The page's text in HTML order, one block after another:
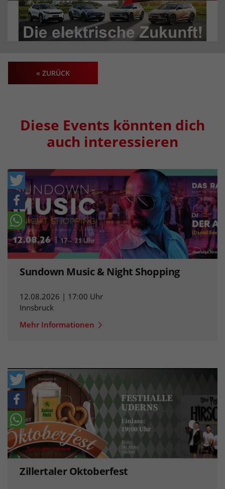
« ZURÜCK
Diese Events könnten dich
auch interessieren
Sundown Music & Night Shopping
12.08.2026 | 17:00 Uhr
Innsbruck
Mehr Informationen
Zillertaler Oktoberfest